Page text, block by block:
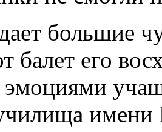
большие
балет его
эмоциями